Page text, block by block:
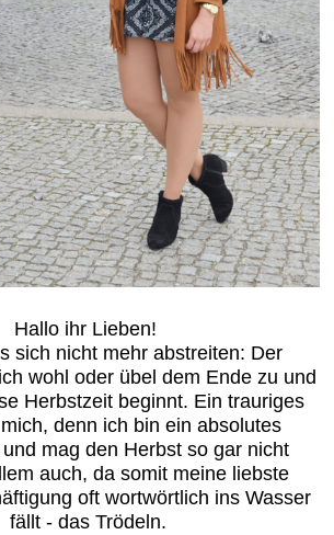
Hallo ihr Lieben!
sich nicht mehr abstreiten: Der
wohl oder übel dem Ende zu und
Herbstzeit beginnt. Ein trauriges
denn ich bin ein absolutes
mag den Herbst so gar nicht
auch, da somit meine liebste
oft wortwörtlich ins Wasser
fällt - das Trödeln.